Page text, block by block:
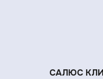
САЛЮС